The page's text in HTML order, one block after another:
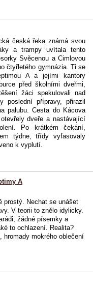
česká řeka známá svou
a trampy uvítala tento
Svěcenou a Cimlovou
čtyřletého gymnázia. Ti se
A a jejími kantory
před školními dveřmi,
žáci spekulovali nad
poslední přípravy, přirazil
palubu. Cesta do Kácova
dveře a nastávající
Po krátkém čekání,
týdne, třídy vyfasovaly
k vyplutí.
A
prostý. Nechat se unášet
V teorii to znělo idylicky.
žádné písemky a
to ochlazení. Realita?
hromady mokrého oblečení